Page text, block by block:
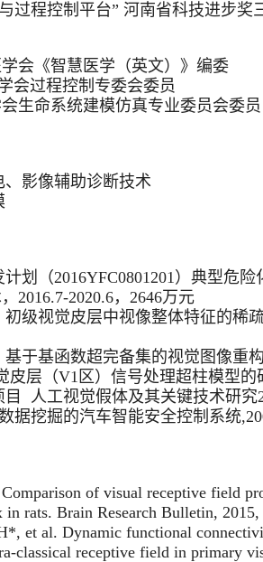
过程控制平台” 河南省科技进步奖
会《智慧医学（英文）》编委
会过程控制专委会委员
生命系统建模仿真专业委员会委员
影像辅助诊断技术
划（2016YFC0801201）典型危
2016.7-2020.6，2646万元
级视觉皮层中视像整体特征的稀
于基函数超完备集的视觉图像重构
层（V1区）信号处理超柱模型的
人工视觉假体及其关键技术研究
挖掘的汽车智能安全控制系统
of visual receptive field
rats. Brain Research Bulletin, 2015,
et al. Dynamic functional
classical receptive field in primary